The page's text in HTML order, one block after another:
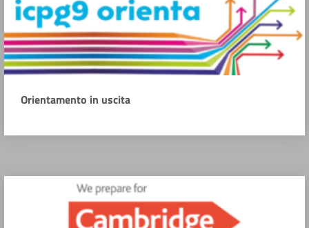
Orientamento in uscita